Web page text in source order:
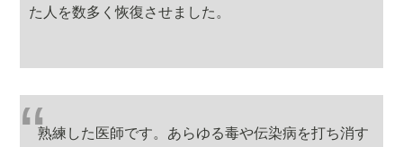
た人を数多く恢復させました。
熟練した医師です。あらゆる毒や伝染病を打ち消す